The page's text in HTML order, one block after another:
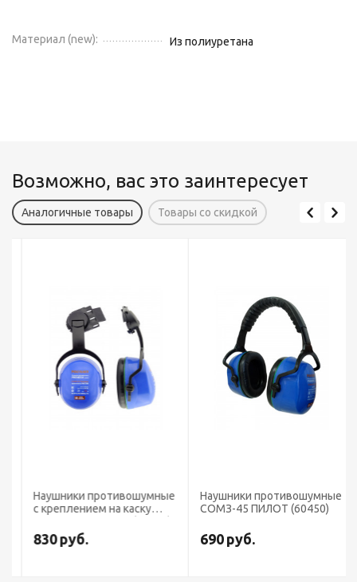
Материал (new): Из полиуретана
Возможно, вас это заинтересует
Аналогичные товары Товары со скидкой
Наушники противошумные
с креплением на каску
830руб.
Наушники противошумные
СОМЗ-45 ПИЛОТ (60450)
690руб.